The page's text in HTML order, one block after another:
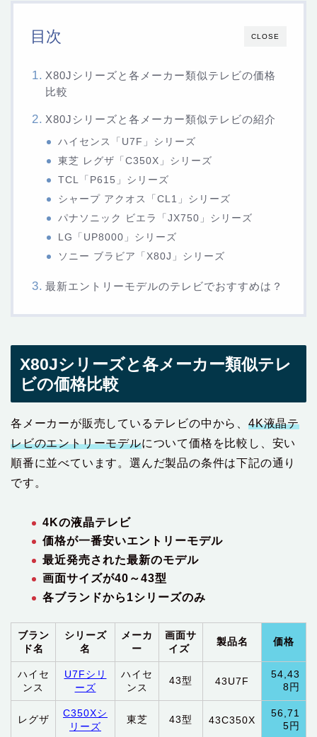
CLOSE
目次
X80Jシリーズと各メーカー類似テレビの価格
比較
X80Jシリーズと各メーカー類似テレビの紹介
ハイセンス「U7F」シリーズ
東芝 レグザ「C350X」シリーズ
TCL「P615」シリーズ
シャープ アクオス「CL1」シリーズ
パナソニック ビエラ「JX750」シリーズ
LG「UP8000」シリーズ
ソニー ブラビア「X80J」シリーズ
最新エントリーモデルのテレビでおすすめは？
X80Jシリーズと各メーカー類似テレ
ビの価格比較
各メーカーが販売しているテレビの中から、 4K液晶テ
レビのエントリーモデルについて価格を比較し、安い
順番に並べています。選んだ製品の条件は下記の通り
です。
4Kの液晶テレビ
価格が一番安いエントリーモデル
最近発売された最新のモデル
画面サイズが40～43型
各ブランドから1シリーズのみ
ブラン
ド名
シリーズ
名
メーカ
ー
画面サ
イズ
製品名 価格
ハイセ
ンス
U7Fシリ
ーズ
ハイセ
ンス
43型 43U7F
54,43
8円
レグザ
C350Xシ
リーズ
東芝 43型 43C350X
56,71
5円